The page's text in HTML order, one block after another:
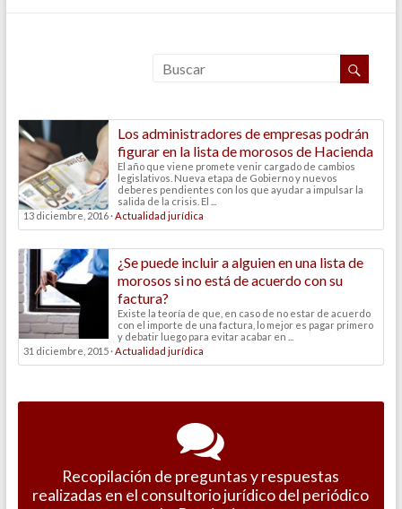
Los administradores de empresas podrán
figurar en la lista de morosos de Hacienda
El año que viene promete venir cargado de cambios
legislativos. Nueva etapa de Gobierno y nuevos
deberes pendientes con los que ayudar a impulsar la
salida de la crisis. El ...
13 diciembre, 2016 ·Actualidad jurídica
¿Se puede incluir a alguien en una lista de
morosos si no está de acuerdo con su
factura?
Existe la teoría de que, en caso de no estar de acuerdo
con el importe de una factura, lo mejor es pagar primero
y debatir luego para evitar acabar en ...
31 diciembre, 2015 ·Actualidad jurídica
Recopilación de preguntas y respuestas
realizadas en el consultorio jurídico del periódico